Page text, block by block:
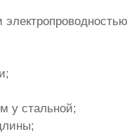
у стальной;